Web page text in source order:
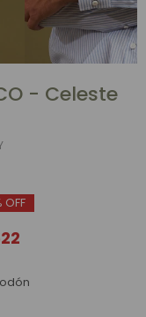
- Celeste